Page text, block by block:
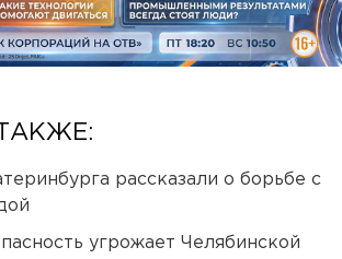
рассказали о борьбе с
угрожает Челябинской